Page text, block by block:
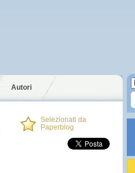
Autori
Selezionati da
Paperblog